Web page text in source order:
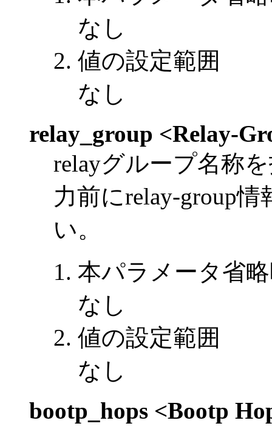
なし
値の設定範囲
なし
relay_group <Relay-
relayグループ名称
力前にrelay-group
い。
本パラメータ省
なし
値の設定範囲
なし
bootp_hops <Bootp